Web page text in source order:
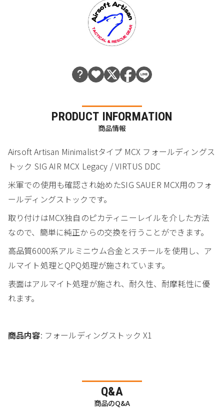
PRODUCT INFORMATION
商品情報
Airsoft Artisan Minimalistタイプ MCX フォールディングス
トック SIG AIR MCX Legacy / VIRTUS DDC
米軍での使用も確認され始めたSIG SAUER MCX用のフォ
ールディングストックです。
取り付けはMCX独自のピカティニーレイルを介した方法
なので、簡単に純正からの交換を行うことができます。
高品質6000系アルミニウム合金とスチールを使用し、ア
ルマイト処理とQPQ処理が施されています。
表面はアルマイト処理が施され、耐久性、耐摩耗性に優
れます。
商品内容: フォールディングストック X1
Q&A
商品のQ&A